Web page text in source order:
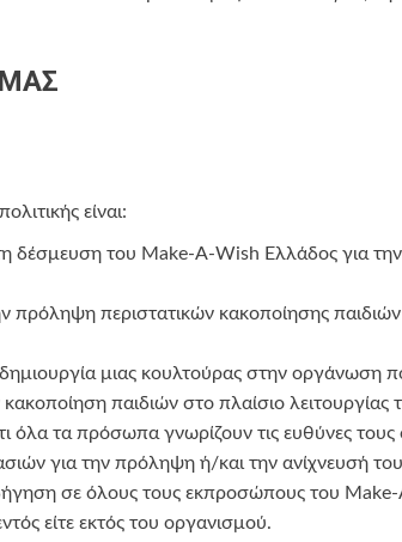
είναι:
δέσμευση του Make-A-Wish Ελλάδος για
πρόληψη περιστατικών κακοποίησης
μιας κουλτούρας στην οργάνωση
παιδιών στο πλαίσιο
όλα τα πρόσωπα γνωρίζουν τις ευθύνες
για την πρόληψη ή/και την ανίχνευσή
σε όλους τους εκπροσώπους του Make-
είτε εκτός του οργανισμού.